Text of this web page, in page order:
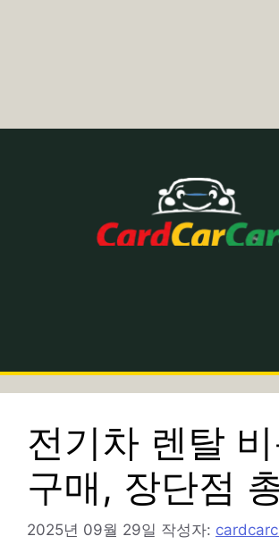
전기차 렌탈
구매, 장단점
2025년 09월 29일 작성자: